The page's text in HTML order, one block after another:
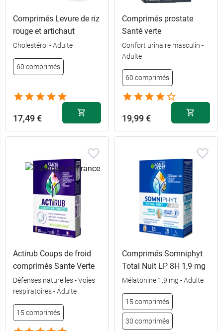
Comprimés Levure de riz
rouge et artichaut
Cholestérol - Adulte
60 comprimés
17,49 €
Comprimés prostate
Santé verte
Confort urinaire masculin -
Adulte
60 comprimés
19,99 €
Actirub Coups de froid
comprimés Sante Verte
Défenses naturelles - Voies
respiratoires - Adulte
15 comprimés
Comprimés Somniphyt
Total Nuit LP 8H 1,9 mg
Mélatonine 1,9 mg - Adulte
15 comprimés
30 comprimés